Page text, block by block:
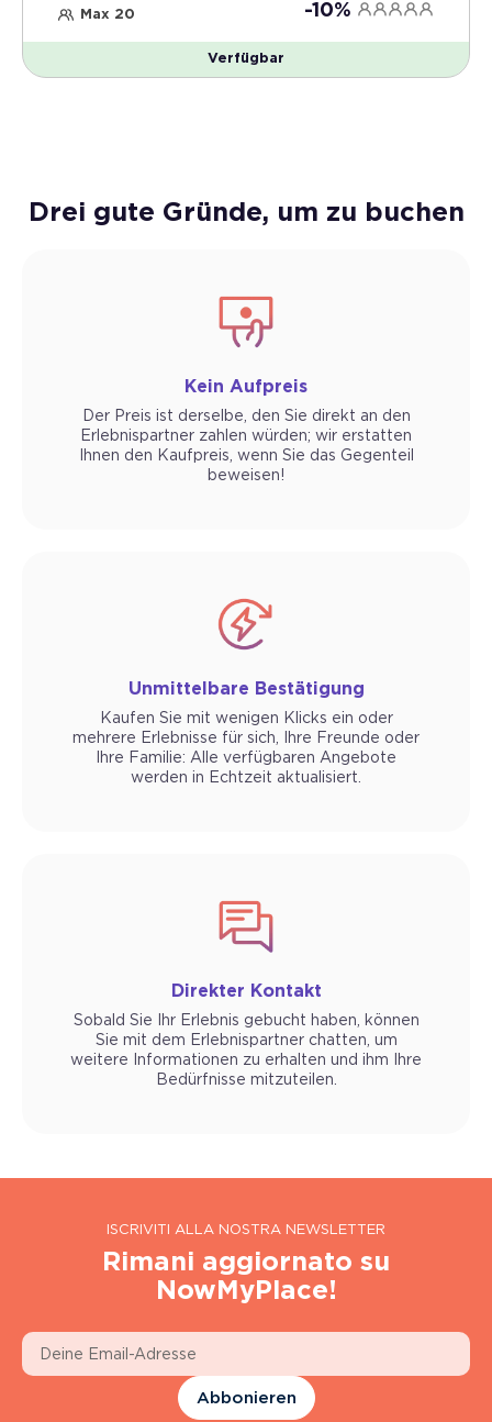
Max 20
-10%
Verfügbar
Drei gute Gründe, um zu buchen
Kein Aufpreis
Der Preis ist derselbe, den Sie direkt an den
Erlebnispartner zahlen würden; wir erstatten
Ihnen den Kaufpreis, wenn Sie das Gegenteil
beweisen!
Unmittelbare Bestätigung
Kaufen Sie mit wenigen Klicks ein oder
mehrere Erlebnisse für sich, Ihre Freunde oder
Ihre Familie: Alle verfügbaren Angebote
werden in Echtzeit aktualisiert.
Direkter Kontakt
Sobald Sie Ihr Erlebnis gebucht haben, können
Sie mit dem Erlebnispartner chatten, um
weitere Informationen zu erhalten und ihm Ihre
Bedürfnisse mitzuteilen.
ISCRIVITI ALLA NOSTRA NEWSLETTER
Rimani aggiornato su
NowMyPlace!
Abbonieren